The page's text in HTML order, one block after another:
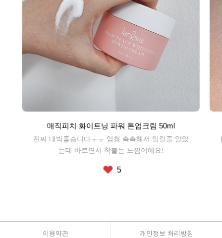
매직피치 화이트닝 파워 톤업크림 50ml
진짜 대박좋습니다ㅜㅜ 엄청 촉촉해서 밀릴줄 알았
는데 바르면서 착붙는 느낌이에요!
5
이용약관 개인정보 처리방침